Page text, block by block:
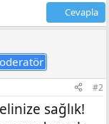
Cevapla
#2
sağlık!